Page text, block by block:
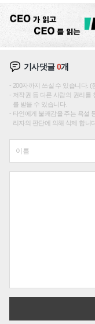
기사댓글0개
200자까지 쓰실 수 있습니다. (
저작권 등 다른 사람의 권리를
를 받을 수 있습니다.
타인에게 불쾌감을 주는 욕설
리자의 판단에 의해 삭제 합니